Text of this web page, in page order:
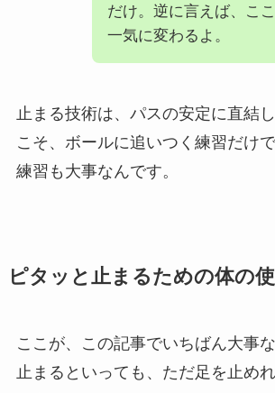
だけ。逆に言えば、こ
一気に変わるよ。
止まる技術は、パスの安定に直結
こそ、ボールに追いつく練習だけ
練習も大事なんです。
ピタッと止まるための体の
ここが、この記事でいちばん大事な
止まるといっても、ただ足を止め